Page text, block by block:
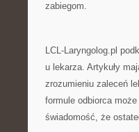
zabiegom.
LCL-Laryngolog.pl
u lekarza. Artykuły
zrozumieniu zaleceń
formule odbiorca
świadomość, że